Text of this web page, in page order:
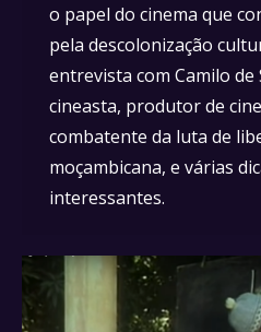
o papel do cinema que
pela descolonização
entrevista com Camilo
cineasta, produtor de
combatente da luta de
moçambicana, e várias
interessantes.